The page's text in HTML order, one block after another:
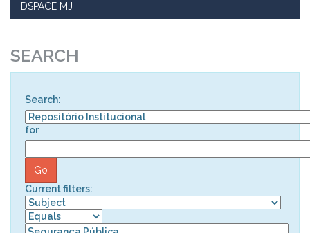
DSPACE MJ
SEARCH
Search:
for
Current filters: